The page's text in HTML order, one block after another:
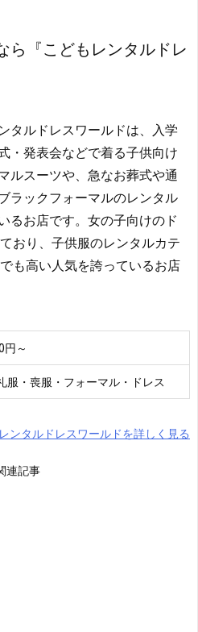
ら『こどもレンタルドレ
タルドレスワールドは、入学
・発表会などで着る子供向け
ルスーツや、急なお葬式や通
ラックフォーマルのレンタル
るお店です。女の子向けのド
おり、子供服のレンタルカテ
も高い人気を誇っているお店
～
服・喪服・フォーマル・ドレス
ンタルドレスワールドを詳しく見る
連記事